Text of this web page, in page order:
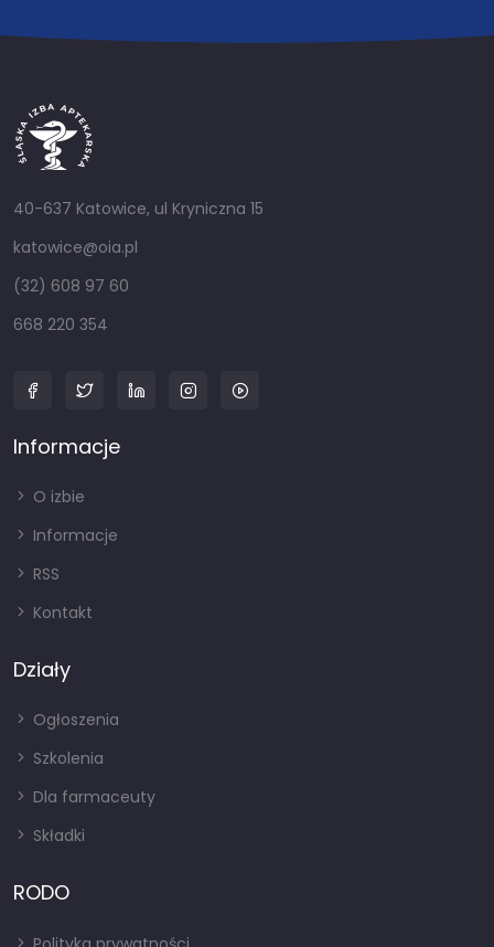
40-637 Katowice, ul Kryniczna 15
katowice@oia.pl
(32) 608 97 60
668 220 354
Informacje
O izbie
Informacje
RSS
Kontakt
Działy
Ogłoszenia
Szkolenia
Dla farmaceuty
Składki
RODO